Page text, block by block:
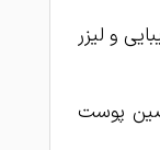
و لیزر
پوست